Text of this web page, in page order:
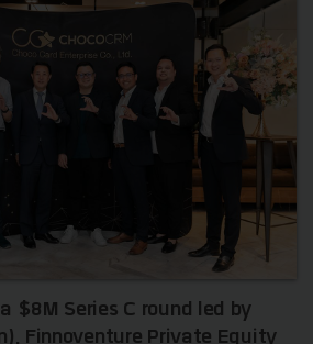
$8M Series C round led by
Finnoventure Private Equity